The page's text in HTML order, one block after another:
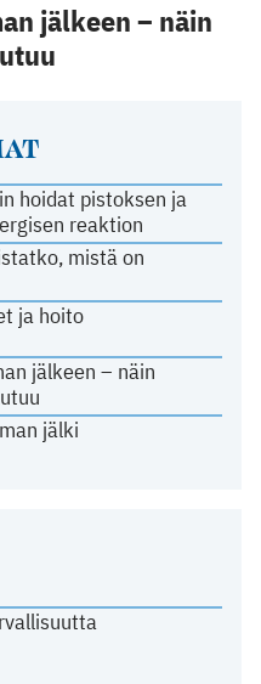
hoidat pistoksen ja
reaktion
mistä on
ja hoito
jälkeen – näin
jälki
jälkeen – näin